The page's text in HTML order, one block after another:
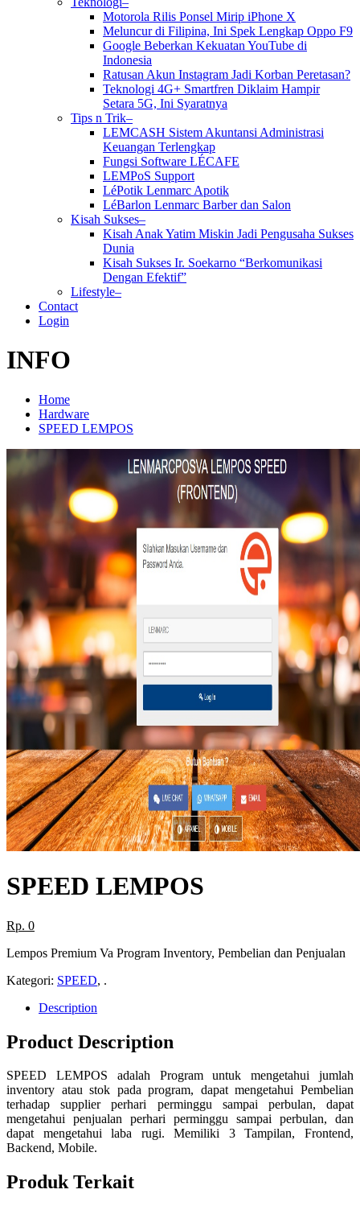
Motorola Rilis Ponsel Mirip iPhone X
Meluncur di Filipina, Ini Spek Lengkap Oppo F9
Google Beberkan Kekuatan YouTube di
Indonesia
Ratusan Akun Instagram Jadi Korban Peretasan?
Teknologi 4G+ Smartfren Diklaim Hampir
Setara 5G, Ini Syaratnya
Tips n Trik–
LEMCASH Sistem Akuntansi Administrasi
Keuangan Terlengkap
Fungsi Software LÉCAFE
LEMPoS Support
LéPotik Lenmarc Apotik
LéBarlon Lenmarc Barber dan Salon
Kisah Sukses–
Kisah Anak Yatim Miskin Jadi Pengusaha Sukses
Dunia
Kisah Sukses Ir. Soekarno “Berkomunikasi
Dengan Efektif”
Lifestyle–
Contact
Login
INFO
Home
Hardware
SPEED LEMPOS
SPEED LEMPOS
Rp. 0
Lempos Premium Va Program Inventory, Pembelian dan Penjualan
Kategori: SPEED, .
Description
Product Description
SPEED LEMPOS adalah Program untuk mengetahui jumlah
inventory atau stok pada program, dapat mengetahui Pembelian
terhadap supplier perhari perminggu sampai perbulan, dapat
mengetahui penjualan perhari perminggu sampai perbulan, dan
dapat mengetahui laba rugi. Memiliki 3 Tampilan, Frontend,
Backend, Mobile.
Produk Terkait